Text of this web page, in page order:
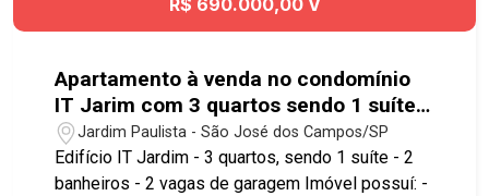
R$ 690.000,00 V
Apartamento à venda no condomínio
IT Jarim com 3 quartos sendo 1 suíte -
80,60 m² - No bairro Jardim Paulista -
SJC
Jardim Paulista - São José dos Campos/SP
Edifício IT Jardim - 3 quartos, sendo 1 suíte - 2
banheiros - 2 vagas de garagem Imóvel possuí: -